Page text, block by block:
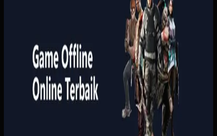
Pembelian game masih bergantung pada proses manual
yang lambat, sementara pengguna butuh metode
pembayaran lokal dan konfirmasi yang cepat. Tanpa sistem
yang rapi, proses transaksi terasa merepotkan dan
kepercayaan pelanggan lebih sulit dibangun.
Yang kami bangun
Kami menata katalog, keranjang, pembayaran, dan riwayat
pembelian pengguna dalam satu alur yang ringkas.
Pembayaran dan status pesanan dihubungkan ke proses
penyerahan akses supaya pelanggan tidak perlu
menunggu admin untuk setiap transaksi.